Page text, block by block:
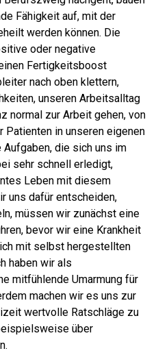
Fähigkeit auf, mit der
werden können. Die
oder negative
Fertigkeitsboost
nach oben klettern,
unseren Arbeitsalltag
normal zur Arbeit gehen, von
Patienten in unseren eigenen
Aufgaben, die sich uns im
sehr schnell erledigt,
Leben mit diesem
uns dafür entscheiden,
müssen wir zunächst eine
bevor wir eine Krankheit
mit selbst hergestellten
haben wir als
mitfühlende Umarmung für
machen wir es uns zur
wertvolle Ratschläge zu
über